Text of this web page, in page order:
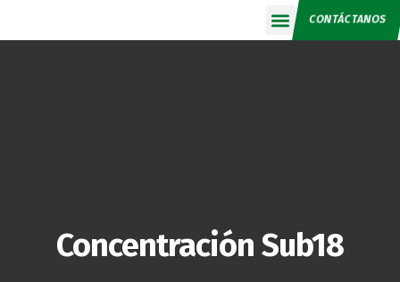
CONTÁCTANOS
Concentración Sub18